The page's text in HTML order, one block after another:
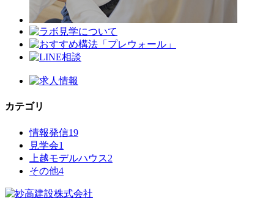
カテゴリ
情報発信19
見学会1
上越モデルハウス2
その他4